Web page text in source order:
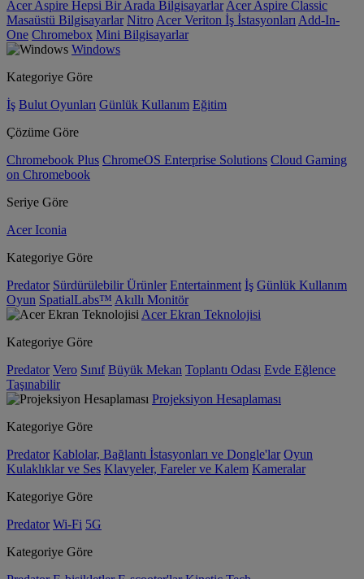
Acer Aspire Hepsi Bir Arada Bilgisayarlar Acer Aspire Classic
Masaüstü Bilgisayarlar Nitro Acer Veriton İş İstasyonları Add-In-
One Chromebox Mini Bilgisayarlar
Windows
Kategoriye Göre
İş Bulut Oyunları Günlük Kullanım Eğitim
Çözüme Göre
Chromebook Plus ChromeOS Enterprise Solutions Cloud Gaming
on Chromebook
Seriye Göre
Acer Iconia
Kategoriye Göre
Predator Sürdürülebilir Ürünler Entertainment İş Günlük Kullanım
Oyun SpatialLabs™ Akıllı Monitör
Acer Ekran Teknolojisi
Kategoriye Göre
Predator Vero Sınıf Büyük Mekan Toplantı Odası Evde Eğlence
Taşınabilir
Projeksiyon Hesaplaması
Kategoriye Göre
Predator Kablolar, Bağlantı İstasyonları ve Dongle'lar Oyun
Kulaklıklar ve Ses Klavyeler, Fareler ve Kalem Kameralar
Kategoriye Göre
Predator Wi-Fi 5G
Kategoriye Göre